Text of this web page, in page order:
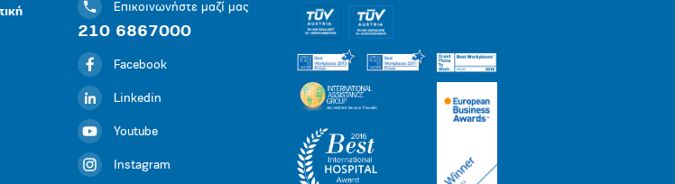
Επικοινωνήστε μαζί μας
210 6867000
Facebook
Linkedin
Youtube
Instagram